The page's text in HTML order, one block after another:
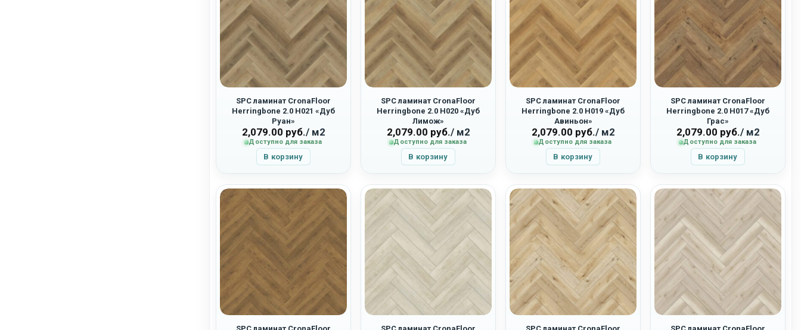
SPC ламинат CronaFloor
Herringbone 2.0 H021 «Дуб
Руан»
2,079.00 руб./ м2
Доступно для заказа
В корзину
SPC ламинат CronaFloor
Herringbone 2.0 H020 «Дуб
Лимож»
2,079.00 руб./ м2
Доступно для заказа
В корзину
SPC ламинат CronaFloor
Herringbone 2.0 H019 «Дуб
Авиньон»
2,079.00 руб./ м2
Доступно для заказа
В корзину
SPC ламинат CronaFloor
Herringbone 2.0 H017 «Дуб
Грас»
2,079.00 руб./ м2
Доступно для заказа
В корзину